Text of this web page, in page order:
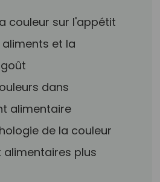
couleur sur l'appétit
et la
dans
alimentaire
de la couleur
alimentaires plus